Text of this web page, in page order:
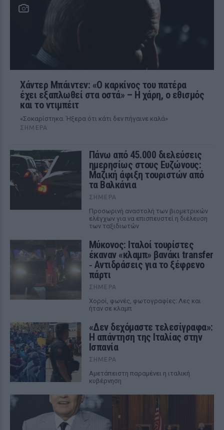
Χάντερ Μπάιντεν: «Ο καρκίνος του πατέρα
έχει εξαπλωθεί στα οστά» – Η χάρη, ο εθισμός
και το ντιμπέιτ
«Σοκαρίστηκα. Ήξερα ότι κάτι δεν πήγαινε καλά»
ΣΉΜΕΡΑ
Πάνω από 45.000 διελεύσεις
ημερησίως στους Ευζώνους:
Μαζική άφιξη τουριστών από
τα Βαλκάνια
ΣΉΜΕΡΑ
Προσωρινή αναστολή των βιομετρικών
ελέγχων για να επισπευστεί η διέλευση
των ταξιδιωτών
Μύκονος: Ιταλοί τουρίστες
έκαναν «κλαμπ» βανάκι transfer
‑ Αντιδράσεις για το ξέφρενο
πάρτι
ΣΉΜΕΡΑ
Χοροί, φωνές, φωτογραφίες: Λες και
ήταν σε κλαμπ
«Δεν δεχόμαστε τελεσίγραφα»:
Η απάντηση της Ιταλίας στην
Ισπανία
ΣΉΜΕΡΑ
Αμετάπειστη παραμένει η ιταλική
κυβέρνηση